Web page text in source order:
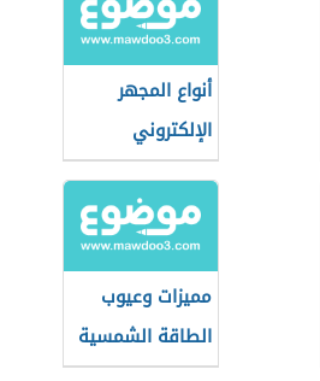
أنواع المجهر
الإلكتروني
مميزات وعيوب
الطاقة الشمسية